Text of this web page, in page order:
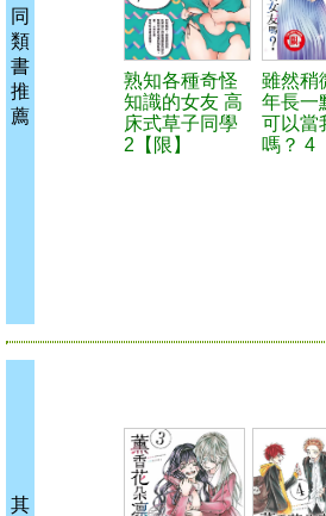
同
類
書
推
薦
熟知各種奇怪
知識的女友 高
床式草子同學
2【限】
雖然稍
年長一
可以當
嗎？ 4
其